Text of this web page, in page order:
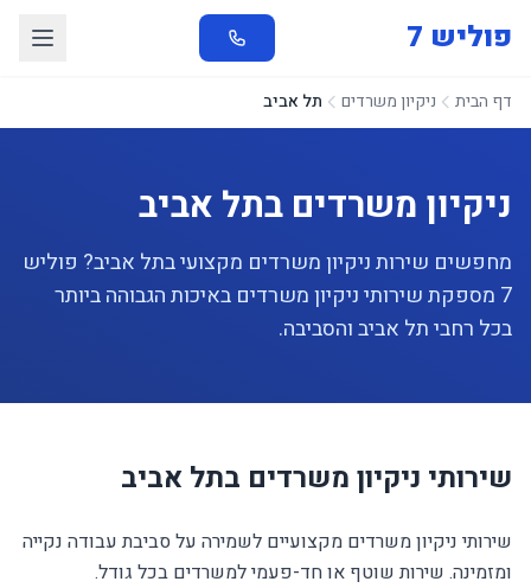
פוליש 7
דף הבית ניקיון משרדים תל אביב
ניקיון משרדים בתל אביב
מחפשים שירות ניקיון משרדים מקצועי בתל אביב? פוליש
7 מספקת שירותי ניקיון משרדים באיכות הגבוהה ביותר
בכל רחבי תל אביב והסביבה.
שירותי ניקיון משרדים בתל אביב
שירותי ניקיון משרדים מקצועיים לשמירה על סביבת עבודה נקייה
ומזמינה. שירות שוטף או חד-פעמי למשרדים בכל גודל.